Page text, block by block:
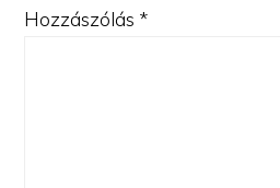
Hozzászólás *